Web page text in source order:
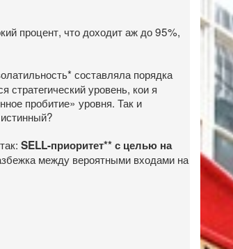
процент, что доходит аж до 95%,
составляла порядка
уровень, кои я
пробитие» уровня. Так и
SELL-приоритет** с целью на
между вероятными входами на